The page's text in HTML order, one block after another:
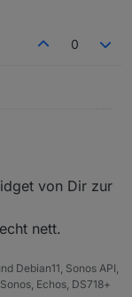
0
von Dir zur
nett.
Debian11, Sonos API,
Echos, DS718+